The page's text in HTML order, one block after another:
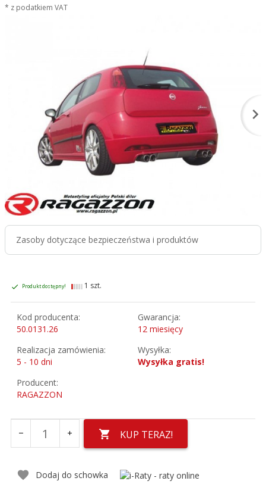
* z podatkiem VAT
Zasoby dotyczące bezpieczeństwa i produktów
Produkt dostępny! 1 szt.
Kod producenta:
50.0131.26
Gwarancja:
12 miesięcy
Realizacja zamówienia:
5 - 10 dni
Wysyłka:
Wysyłka gratis!
Producent:
RAGAZZON
KUP TERAZ!
Dodaj do schowka